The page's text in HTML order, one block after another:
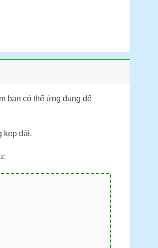
bạn có thể ứng dụng để
kẹp dài.